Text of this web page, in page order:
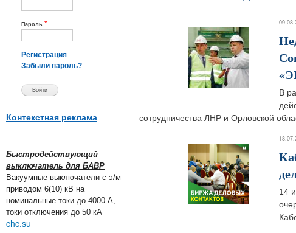
Пароль *
Регистрация
Забыли пароль?
Контекстная реклама
Быстродействующий
выключатель для БАВР
Вакуумные выключатели с э/м
приводом 6(10) кВ на
номинальные токи до 4000 А,
токи отключения до 50 кА
chc.su
В
сотрудничества ЛНР и Орловской
14